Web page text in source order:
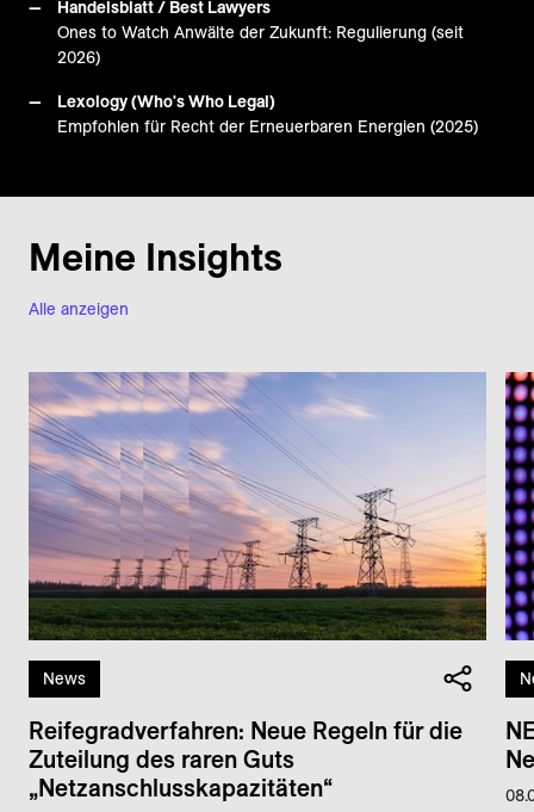
Handelsblatt / Best Lawyers
Ones to Watch Anwälte der Zukunft: Regulierung (seit
2026)
Lexology (Who's Who Legal)
Empfohlen für Recht der Erneuerbaren Energien (2025)
Alle anzeigen
Meine Insights
News
Reifegradverfahren: Neue Regeln für die
Zuteilung des raren Guts
„Netzanschlusskapazitäten“